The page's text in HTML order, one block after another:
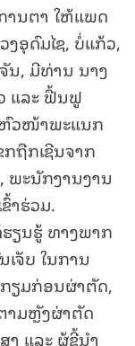
ານຕາ ໃຫ້ແພດ
ງອຸດົມໄຊ, ບໍ່ແກ້ວ,
ນ, ມີທ່ານ ນາງ
ແລະ ຟື້ນຟູ
ວໜ້າພະແນກ
ຖືກເຊີນຈາກ
ພະນັກງານງານ
າຮ່ວມ.
ຽນຮູ້ ທາງພາກ
ຈັບ ໃນການ
ຽມກ່ອນຜ່າຕັດ,
າມຫຼັງຜ່າຕັດ
ແລະ ຜູ້ຊີ້ນຳ